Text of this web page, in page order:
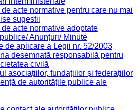
acte normative pentru care nu mai
sugestii
acte normative adoptate
Anunțuri/ Minute
de aplicare a Legii nr. 52/2003
desemnată responsabilă pentru
civilă
asociațiilor, fundațiilor și federațiilor
de autoritățile publice ale